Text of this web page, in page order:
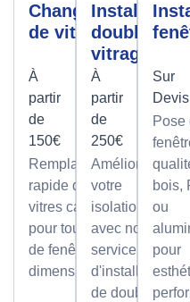
Changement
de vitre
À
partir
de
150€
Remplacement
rapide de
vitres cassées,
pour tous types
de fenêtres et
dimensions.
Installation
double
vitrage
À
partir
de
250€
Améliorez
votre
isolation
avec notre
service
d'installation
de double
Sur
Devis
Pose
bois,
ou
pour